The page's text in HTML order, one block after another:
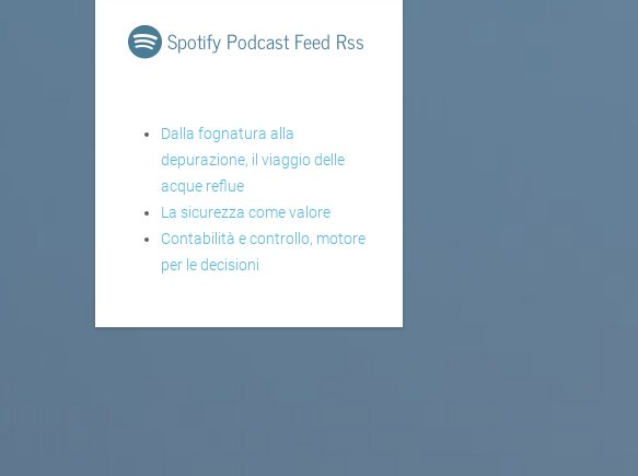
Spotify Podcast Feed Rss
Dalla fognatura alla
depurazione, il viaggio delle
acque reflue
La sicurezza come valore
Contabilità e controllo, motore
per le decisioni